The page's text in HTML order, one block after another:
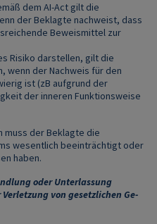
dem AI-Act gilt die
der Beklagte nachweist, dass
Beweismittel zur
Risiko darstellen, gilt die
wenn der Nachweis für den
ist (zB aufgrund der
der inneren Funktionsweise
muss der Beklagte die
wesentlich beeinträchtigt oder
haben.
oder Unterlassung
von gesetzlichen Ge-